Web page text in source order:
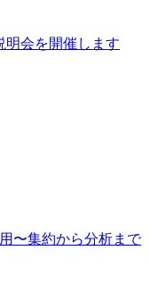
明会を開催します
〜集約から分析まで